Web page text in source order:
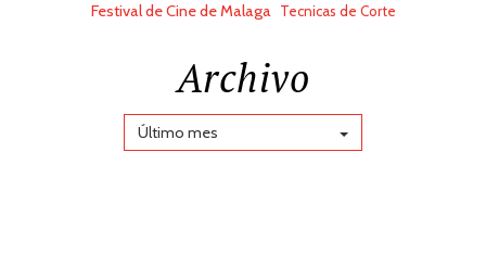
Festival de Cine de Malaga Tecnicas de Corte
Archivo
Último mes